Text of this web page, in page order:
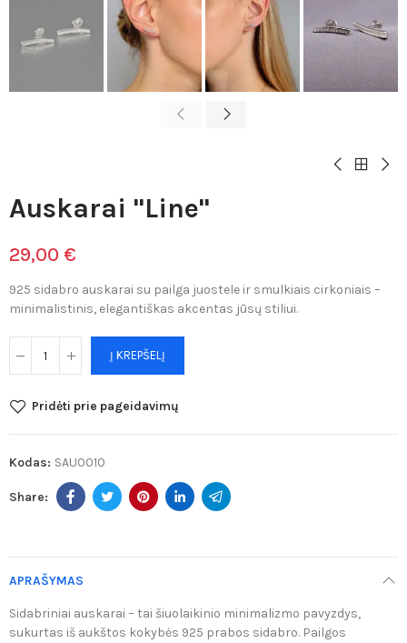
Auskarai "Line"
29,00 €
925 sidabro auskarai su pailga juostele ir smulkiais cirkoniais –
minimalistinis, elegantiškas akcentas jūsų stiliui.
Į KREPŠELĮ
Pridėti prie pageidavimų
Kodas: SAU0010
APRAŠYMAS
Sidabriniai auskarai – tai šiuolaikinio minimalizmo pavyzdys,
sukurtas iš aukštos kokybės 925 prabos sidabro. Pailgos